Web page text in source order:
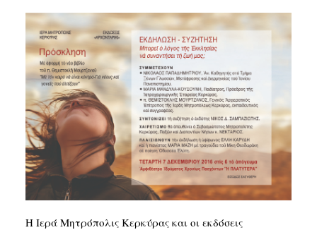
ΠΑΛΑΙΑ ΣΥΝΟΔΟΙΠΟΡΙΑ
ΕΠΙΚΟΙΝΩΝΙΑ
SEARCH
Η Ιερά Μητρόπολις Κερκύρας και οι εκδόσεις